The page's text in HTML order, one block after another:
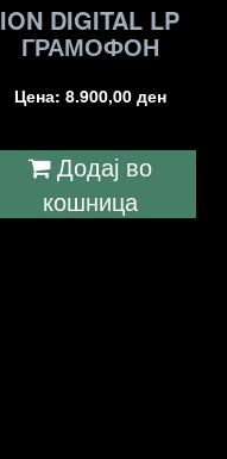
ION DIGITAL LP
ГРАМОФОН
Цена: 8.900,00 ден
Додај во
кошница